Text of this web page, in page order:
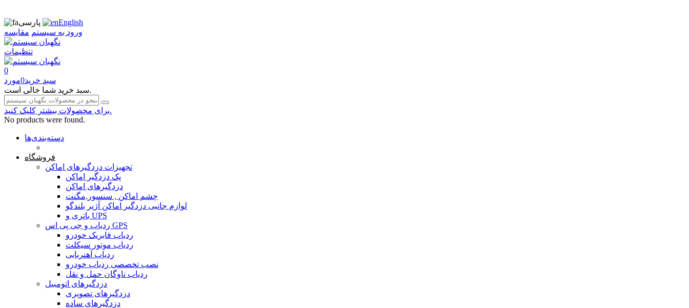
پارسی
English
ورود به سیستم مقایسه
تنظیمات
0
سبد خرید0مورد
سبد خرید شما خالی است.
برای محصولات بیشتر کلیک کنید.
No products were found.
دسته‌بندی‌ها
فروشگاه
تجهیزات دزدگیرهای اماکن
پک دزدگیر اماکن
دزدگیرهای اماکن
چشم اماکن , سنسور,مگنت
لوازم جانبی دزدگیر اماکن آژیر بلندگو
باتری و UPS
ردیاب و جی پی اس GPS
ردیاب فابریک خودرو
ردیاب موتور سیکلت
ردیاب آهنربایی
نصب تخصصی ردیاب خودرو
ردیاب ناوگان حمل و نقل
دزدگیرهای اتومبیل
دزدگیرهای تصویری
دزدگیرهای ساده